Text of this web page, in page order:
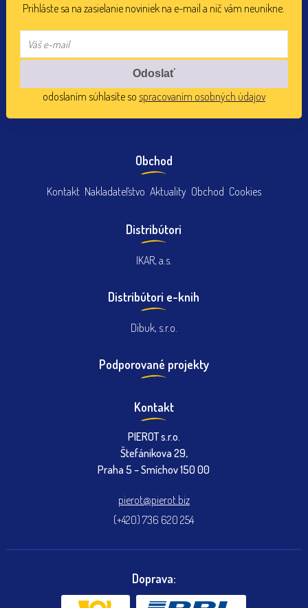
Prihláste sa na zasielanie noviniek na e-mail a nič vám neunikne.
odoslaním súhlasíte so spracovaním osobných údajov
Obchod
Kontakt Nakladateľstvo Aktuality Obchod Cookies
Distribútori
IKAR, a.s.
Distribútori e-knih
Dibuk, s.r.o.
Podporované projekty
Kontakt
PIEROT s.r.o.
Štefánikova 29,
Praha 5 – Smíchov 150 00
pierot@pierot.biz
(+420) 736 620 254
Doprava: